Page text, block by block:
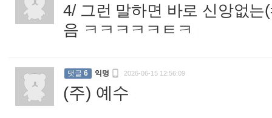
4/ 그런 말하면 바로 신앙없
음 ㅋㅋㅋㅋㅋㅌㅋ
댓글 6 익명  2026-06-15 12:56:09
(주) 예수